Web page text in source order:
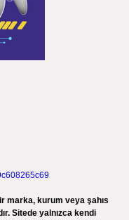
marka, kurum veya şahıs
Sitede yalnızca kendi